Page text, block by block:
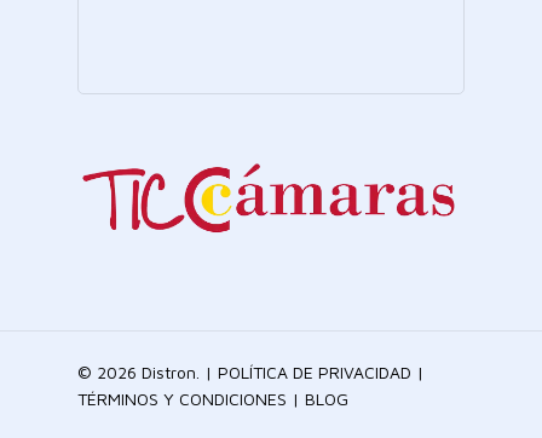
© 2026 Distron. | POLÍTICA DE PRIVACIDAD |
TÉRMINOS Y CONDICIONES | BLOG